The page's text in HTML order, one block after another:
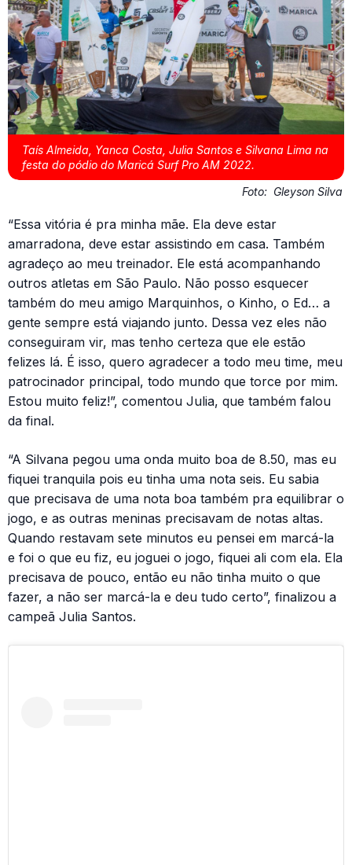
Taís Almeida, Yanca Costa, Julia Santos e Silvana Lima na
festa do pódio do Maricá Surf Pro AM 2022.
Foto: Gleyson Silva
“Essa vitória é pra minha mãe. Ela deve estar
amarradona, deve estar assistindo em casa. Também
agradeço ao meu treinador. Ele está acompanhando
outros atletas em São Paulo. Não posso esquecer
também do meu amigo Marquinhos, o Kinho, o Ed… a
gente sempre está viajando junto. Dessa vez eles não
conseguiram vir, mas tenho certeza que ele estão
felizes lá. É isso, quero agradecer a todo meu time, meu
patrocinador principal, todo mundo que torce por mim.
Estou muito feliz!”, comentou Julia, que também falou
da final.
“A Silvana pegou uma onda muito boa de 8.50, mas eu
fiquei tranquila pois eu tinha uma nota seis. Eu sabia
que precisava de uma nota boa também pra equilibrar o
jogo, e as outras meninas precisavam de notas altas.
Quando restavam sete minutos eu pensei em marcá-la
e foi o que eu fiz, eu joguei o jogo, fiquei ali com ela. Ela
precisava de pouco, então eu não tinha muito o que
fazer, a não ser marcá-la e deu tudo certo”, finalizou a
campeã Julia Santos.